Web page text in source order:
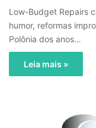
Low-Budget Repairs
humor, reformas
Polônia dos anos…
Leia mais »